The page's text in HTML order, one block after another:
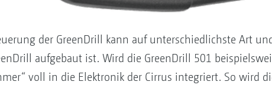
der GreenDrill kann auf unterschiedlichste Art
aufgebaut ist. Wird die GreenDrill 501
voll in die Elektronik der Cirrus integriert. So wird